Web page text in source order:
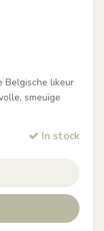
Belgische likeur
smeuïge
In stock